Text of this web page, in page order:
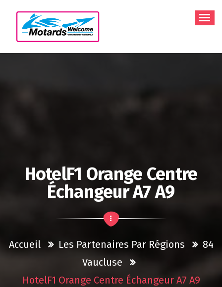
contenu
HotelF1 Orange Centre
Échangeur A7 A9
Accueil Les Partenaires Par Régions
84
Vaucluse
HotelF1 Orange Centre Échangeur A7 A9